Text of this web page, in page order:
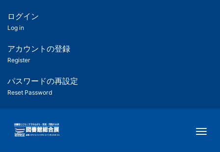
ツ
匿
名
ユ
ー
ー
用
ログイン
Log in
アカウントの登録
Register
パスワードの再設定
Reset Password